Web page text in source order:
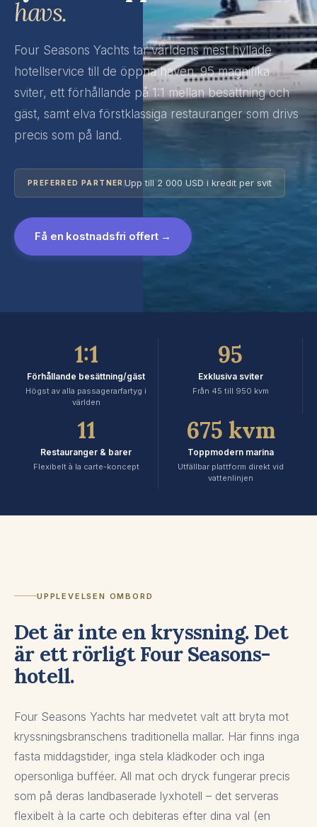
havs.
Four Seasons Yachts tar världens mest hyllade
hotellservice till de öppna haven. 95 magnifika
sviter, ett förhållande på 1:1 mellan besättning och
gäst, samt elva förstklassiga restauranger som drivs
precis som på land.
PREFERRED PARTNER Upp till 2 000 USD i kredit per svit
Få en kostnadsfri offert →
1:1
Förhållande besättning/gäst
Högst av alla passagerarfartyg i
världen
95
Exklusiva sviter
Från 45 till 950 kvm
11
Restauranger & barer
Flexibelt à la carte-koncept
675 kvm
Toppmodern marina
Utfällbar plattform direkt vid
vattenlinjen
UPPLEVELSEN OMBORD
Det är inte en kryssning. Det
är ett rörligt Four Seasons-
hotell.
Four Seasons Yachts har medvetet valt att bryta mot
kryssningsbranschens traditionella mallar. Här finns inga
fasta middagstider, inga stela klädkoder och inga
opersonliga bufféer. All mat och dryck fungerar precis
som på deras landbaserade lyxhotell – det serveras
flexibelt à la carte och debiteras efter dina val (en